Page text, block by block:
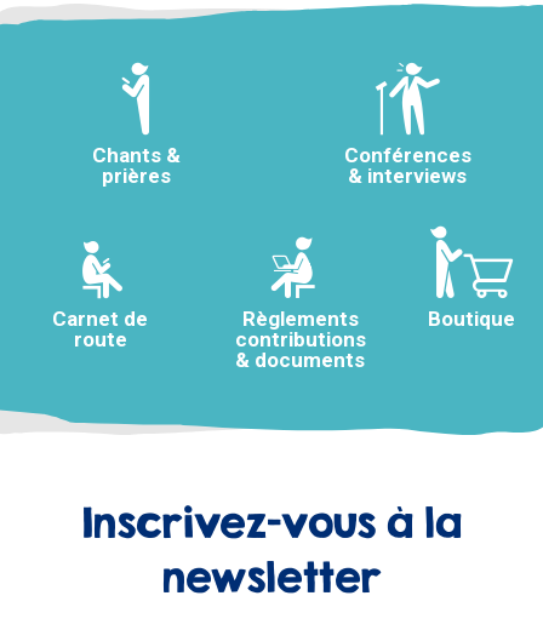
Chants &
prières
Conférences
& interviews
Carnet de
route
Règlements
contributions
& documents
Boutique
Inscrivez-vous à la
newsletter